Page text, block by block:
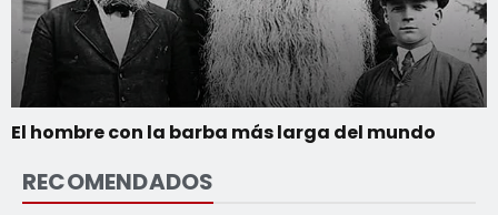
El hombre con la barba más larga del mundo
RECOMENDADOS